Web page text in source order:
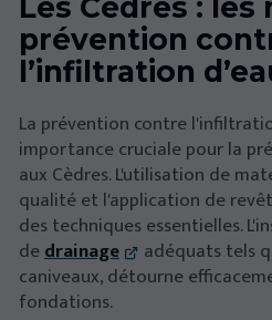
Les Cèdres :
prévention
l’infiltration
La prévention contre
importance cruciale pour la
aux Cèdres. L'utilisation de
qualité et l'application de
des techniques essentielles.
dedrainage
adéquats tels
caniveaux, détourne
fondations.